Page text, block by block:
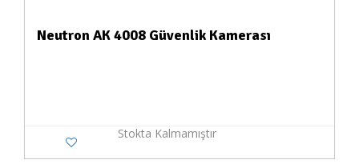
Neutron AK 4008 Güvenlik Kamerası
Stokta Kalmamıştır